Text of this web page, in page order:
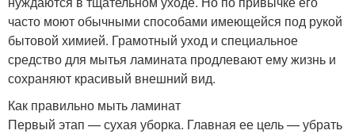
часто моют обычными способами имеющейся под рукой
бытовой химией. Грамотный уход и специальное
средство для мытья ламината продлевают ему жизнь и
сохраняют красивый внешний вид.
Как правильно мыть ламинат
Первый этап — сухая уборка. Главная ее цель — убрать